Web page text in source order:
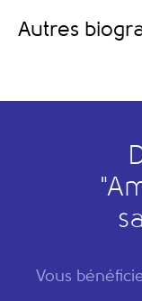
Autres
"A
Vous